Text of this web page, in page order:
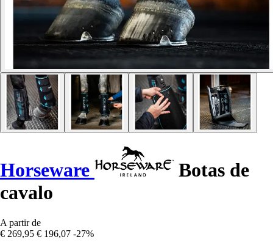
Horseware
Botas de
cavalo
A partir de
€ 269,95 € 196,07 -27%